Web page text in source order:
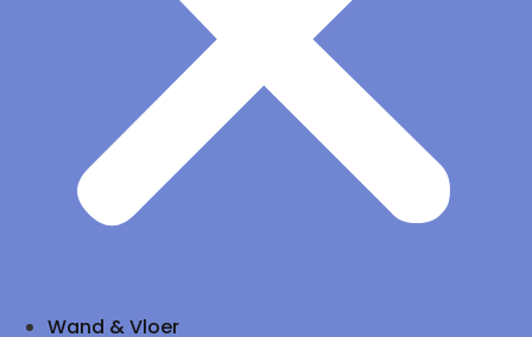
Wand & Vloer